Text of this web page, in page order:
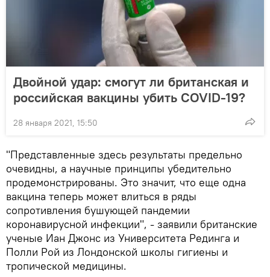
Двойной удар: смогут ли британская и
российская вакцины убить COVID-19?
28 января 2021, 15:50
"Представленные здесь результаты предельно
очевидны, а научные принципы убедительно
продемонстрированы. Это значит, что еще одна
вакцина теперь может влиться в ряды
сопротивления бушующей пандемии
коронавирусной инфекции", - заявили британские
ученые Иан Джонс из Университета Рединга и
Полли Рой из Лондонской школы гигиены и
тропической медицины.